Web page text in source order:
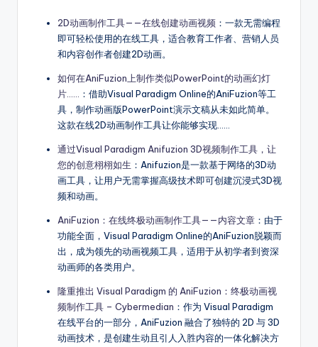
2D动画制作工具——在线创建动画视频 ：一款无需编程
即可轻松使用的在线工具，适合教育工作者、营销人员
和内容创作者创建2D动画。
如何在AniFuzion上制作类似PowerPoint的动画幻灯
片……
：借助Visual Paradigm Online的AniFuzion等工
具，制作动画版PowerPoint演示文稿从未如此简单。
这款在线2D动画制作工具让你能够实现……
通过Visual Paradigm Anifuzion 3D视频制作工具，让
您的创意栩栩如生 ：Anifuzion是一款基于网络的3D动
画工具，让用户无需掌握高级技术即可创建沉浸式3D视
频和动画。
AniFuzion：在线终极动画制作工具——内容文章 ：由于
功能全面，Visual Paradigm Online的AniFuzion脱颖而
出，成为领先的动画视频工具，适用于从初学者到资深
动画师的各类用户。
隆重推出 Visual Paradigm 的 AniFuzion：终极动画视
频制作工具 – Cybermedian ：作为 Visual Paradigm
在线平台的一部分，AniFuzion 融合了独特的 2D 与 3D
动画技术，是创建生动且引人入胜内容的一体化解决方